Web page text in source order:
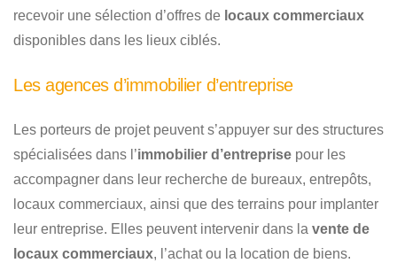
recevoir une sélection d’offres de locaux commerciaux
disponibles dans les lieux ciblés.
Les agences d’immobilier d’entreprise
Les porteurs de projet peuvent s’appuyer sur des structures
spécialisées dans l’immobilier d’entreprise pour les
accompagner dans leur recherche de bureaux, entrepôts,
locaux commerciaux, ainsi que des terrains pour implanter
leur entreprise. Elles peuvent intervenir dans la vente de
locaux commerciaux, l’achat ou la location de biens.